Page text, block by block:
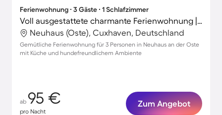
Ferienwohnung ∙ 3 Gäste ∙ 1 Schlafzimmer
Voll ausgestattete charmante Ferienwohnung | Ideal für Homeoffice | Hunde erlaubt
Neuhaus (Oste), Cuxhaven, Deutschland
Gemütliche Ferienwohnung für 3 Personen in Neuhaus an der Oste
mit Küche und hundefreundlichem Ambiente
ab 95 €
pro Nacht
Zum Angebot